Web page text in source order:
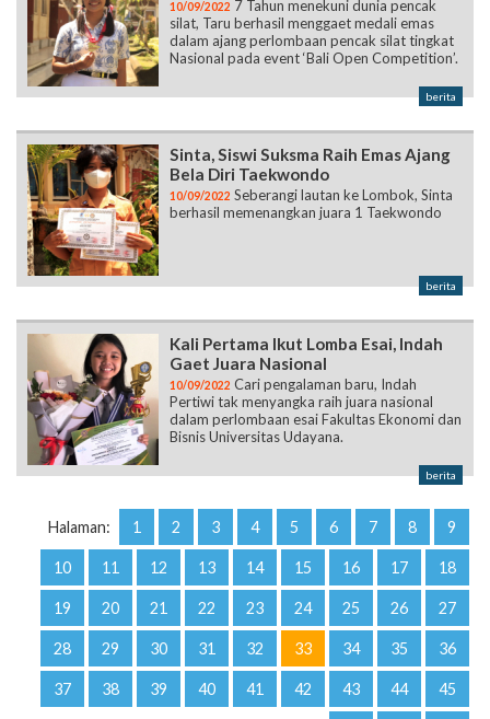
10/09/2022 7 Tahun menekuni dunia pencak
silat, Taru berhasil menggaet medali emas
dalam ajang perlombaan pencak silat tingkat
Nasional pada event ‘Bali Open Competition’.
berita
Sinta, Siswi Suksma Raih Emas Ajang
Bela Diri Taekwondo
10/09/2022 Seberangi lautan ke Lombok, Sinta
berhasil memenangkan juara 1 Taekwondo
berita
Kali Pertama Ikut Lomba Esai, Indah
Gaet Juara Nasional
10/09/2022 Cari pengalaman baru, Indah
Pertiwi tak menyangka raih juara nasional
dalam perlombaan esai Fakultas Ekonomi dan
Bisnis Universitas Udayana.
berita
Halaman: 1 2 3 4 5 6 7 8 9
10 11 12 13 14 15 16 17 18
19 20 21 22 23 24 25 26 27
28 29 30 31 32 33 34 35 36
37 38 39 40 41 42 43 44 45